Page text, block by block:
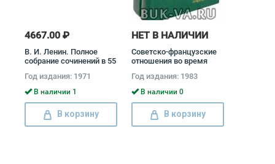
4667.00 ₽
В. И. Ленин. Полное
собрание сочинений в 55
Владимир Ленин
Год издания: 1971
В наличии 1
В корзину
НЕТ В НАЛИЧИИ
Советско-французские
отношения во время
войны 1941 - 1945
(комплект из 2 книг)
Год издания: 1983
В наличии 0
В корзину